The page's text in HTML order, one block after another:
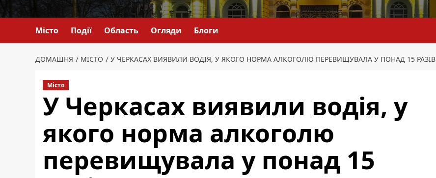
Місто Події Область Огляди Блоги
ДОМАШНЯ МІСТО У ЧЕРКАСАХ ВИЯВИЛИ ВОДІЯ, У ЯКОГО НОРМА АЛКОГОЛЮ ПЕРЕВИЩУВАЛА У ПОНАД 15 РАЗІВ
Місто
У Черкасах виявили водія, у
якого норма алкоголю
перевищувала у понад 15